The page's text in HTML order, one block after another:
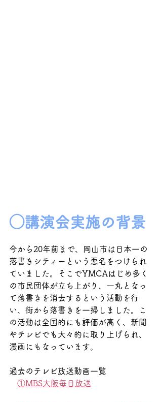
◯講演会実施の背景
今から20年前まで、岡山市は日本一の
落書きシティーという悪名をつけられ
ていました。そこでYMCAはじめ多く
の市民団体が立ち上がり、一丸となっ
て落書きを消去するという活動を行
い、街から落書きを一掃しました。こ
の活動は全国的にも評価が高く、新聞
やテレビでも大々的に取り上げられ、
漫画にもなっています。
過去のテレビ放送動画一覧
①MBS大阪毎日放送